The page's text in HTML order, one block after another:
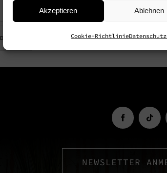
Akzeptieren Ablehnen
Cookie-Richtlinie
Details
NEWSLETTER